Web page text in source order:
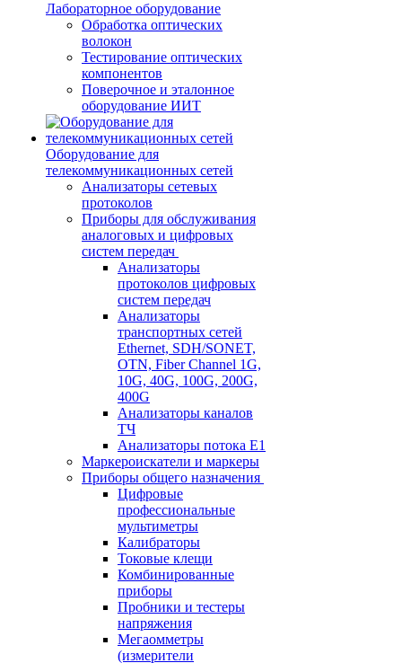
Лабораторное оборудование
Обработка оптических
волокон
Тестирование оптических
компонентов
Поверочное и эталонное
оборудование ИИТ
Оборудование для
телекоммуникационных сетей
Анализаторы сетевых
протоколов
Приборы для обслуживания
аналоговых и цифровых
систем передач
Анализаторы
протоколов цифровых
систем передач
Анализаторы
транспортных сетей
Ethernet, SDH/SONET,
OTN, Fiber Channel 1G,
10G, 40G, 100G, 200G,
400G
Анализаторы каналов
ТЧ
Анализаторы потока Е1
Маркероискатели и маркеры
Приборы общего назначения
Цифровые
профессиональные
мультиметры
Калибраторы
Токовые клещи
Комбинированные
приборы
Пробники и тестеры
напряжения
Мегаомметры
(измерители